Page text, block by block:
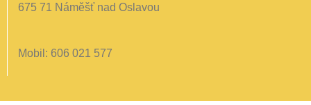
675 71 Náměšť nad Oslavou
Mobil: 606 021 577